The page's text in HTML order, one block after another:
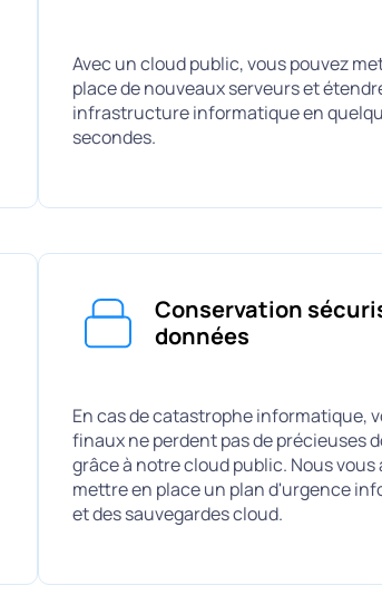
Avec un cloud public, vous pouvez
place de nouveaux serveurs et
infrastructure informatique en
secondes.
Conservation
données
En cas de catastrophe informatique,
finaux ne perdent pas de précieuses
grâce à notre cloud public. Nous vous
mettre en place un plan d'urgence
et des sauvegardes cloud.